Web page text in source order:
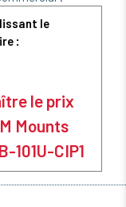
le
:
le prix
Mounts
101U-CIP1